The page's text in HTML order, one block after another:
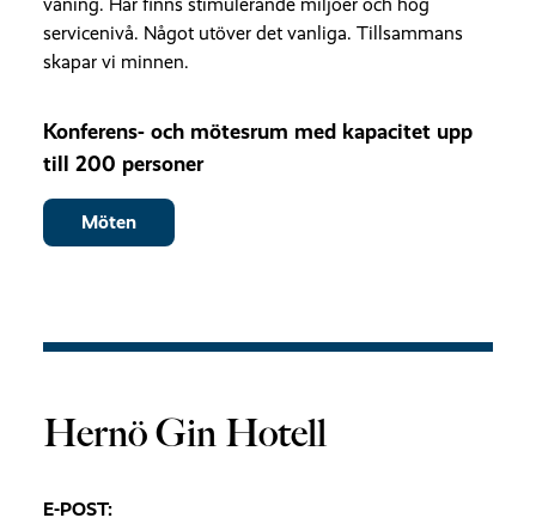
våning. Här finns stimulerande miljöer och hög
servicenivå. Något utöver det vanliga. Tillsammans
skapar vi minnen.
Konferens- och mötesrum med kapacitet upp
till 200 personer
Möten
Hernö Gin Hotell
E-POST: